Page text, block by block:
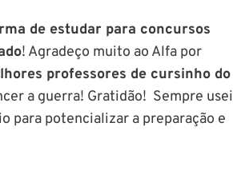
de estudar para concursos
! Agradeço muito ao Alfa por
professores de cursinho do
a guerra! Gratidão! Sempre usei
para potencializar a preparação e